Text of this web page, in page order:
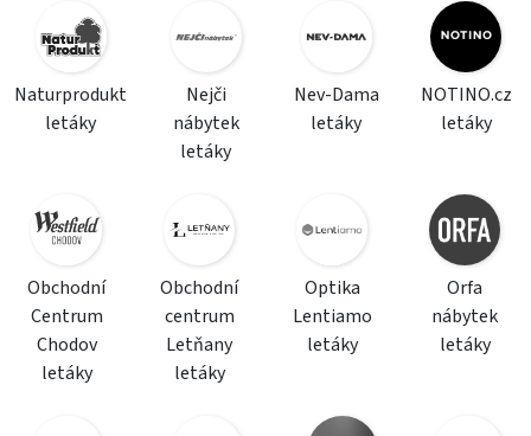
Naturprodukt
letáky
Nejči
nábytek
letáky
Nev-Dama
letáky
NOTINO.cz
letáky
Obchodní
Centrum
Chodov
letáky
Obchodní
centrum
Letňany
letáky
Optika
Lentiamo
letáky
Orfa
nábytek
letáky